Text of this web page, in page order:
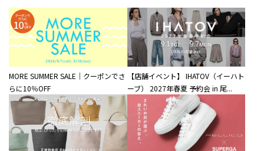
MORE SUMMER SALE｜クーポンでさ
らに10％OFF
【店舗イベント】 IHATOV（イーハト
ーブ） 2027年春夏 予約会 in 尾...